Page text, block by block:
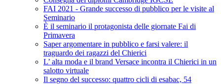
FAI 2021 - Grande successo di pubblico per le visite al
Seminario
È il seminario il protagonista delle giornate Fai di
Primavera
Saper argomentare in pubblico e farsi valere: il
traguardo dei ragazzi del Chierici
L’ alta moda e il brand Versace incontra il Chierici in un
salotto virtuale
Il segno del successo: quattro cicli di esabac, 54